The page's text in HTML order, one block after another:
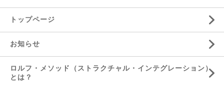
トップページ
お知らせ
ロルフ・メソッド（ストラクチャル・インテグレーション）
とは？